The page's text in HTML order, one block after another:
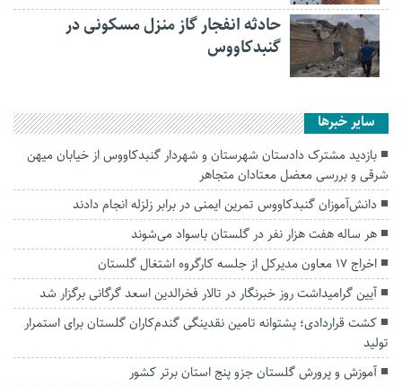
حادثه انفجار گاز منزل مسکونی در
گنبدکاووس
سایر خبرها
بازدید مشترک دادستان شهرستان و شهردار گنبدکاووس از خیابان میهن
شرقی و بررسی معضل معتادان متجاهر
دانش‌آموزان گنبدکاووس تمرین ایمنی در برابر زلزله انجام دادند
هر ساله هفت هزار نفر در گلستان باسواد می‌شوند
اخراج ۱۷ معاون مدیرکل از جلسه کارگروه اشتغال گلستان
آیین گرامیداشت روز خبرنگار در تالار فخرالدین اسعد گرگانی برگزار شد
کشت قراردادی؛ پشتوانه تامین نقدینگی گندم‌کاران گلستان برای استمرار
تولید
آموزش و پرورش گلستان جزو پنج استان برتر کشور